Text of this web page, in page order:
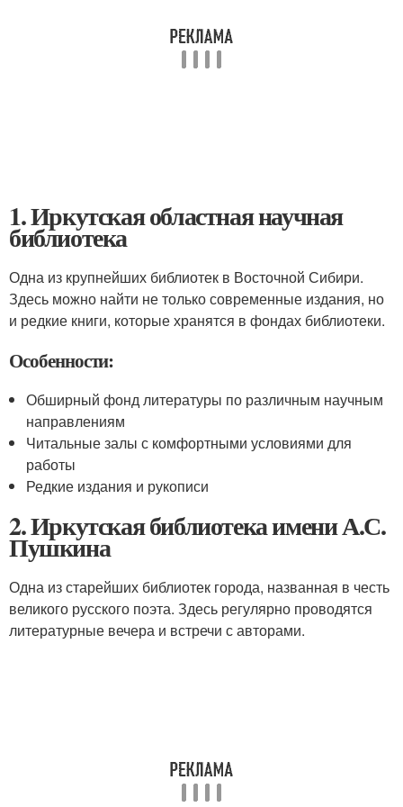
1. Иркутская областная научная
библиотека
Одна из крупнейших библиотек в Восточной Сибири.
Здесь можно найти не только современные издания, но
и редкие книги, которые хранятся в фондах библиотеки.
Особенности:
Обширный фонд литературы по различным научным
направлениям
Читальные залы с комфортными условиями для
работы
Редкие издания и рукописи
2. Иркутская библиотека имени А.С.
Пушкина
Одна из старейших библиотек города, названная в честь
великого русского поэта. Здесь регулярно проводятся
литературные вечера и встречи с авторами.